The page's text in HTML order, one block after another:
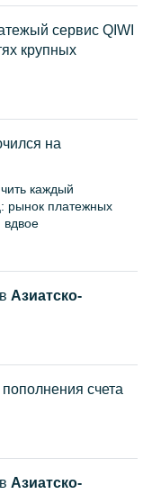
сервис QIWI
крупных
на
каждый
рынок платежных
вдвое
Азиатско-
пополнения счета
Азиатско-